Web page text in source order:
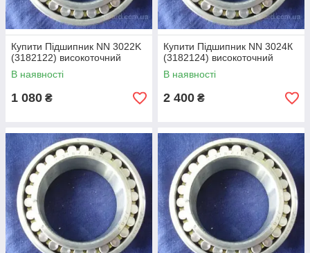
Купити Підшипник NN 3022K
(3182122) високоточний
В наявності
1 080 ₴
Купити Підшипник NN 3024К
(3182124) високоточний
В наявності
2 400 ₴